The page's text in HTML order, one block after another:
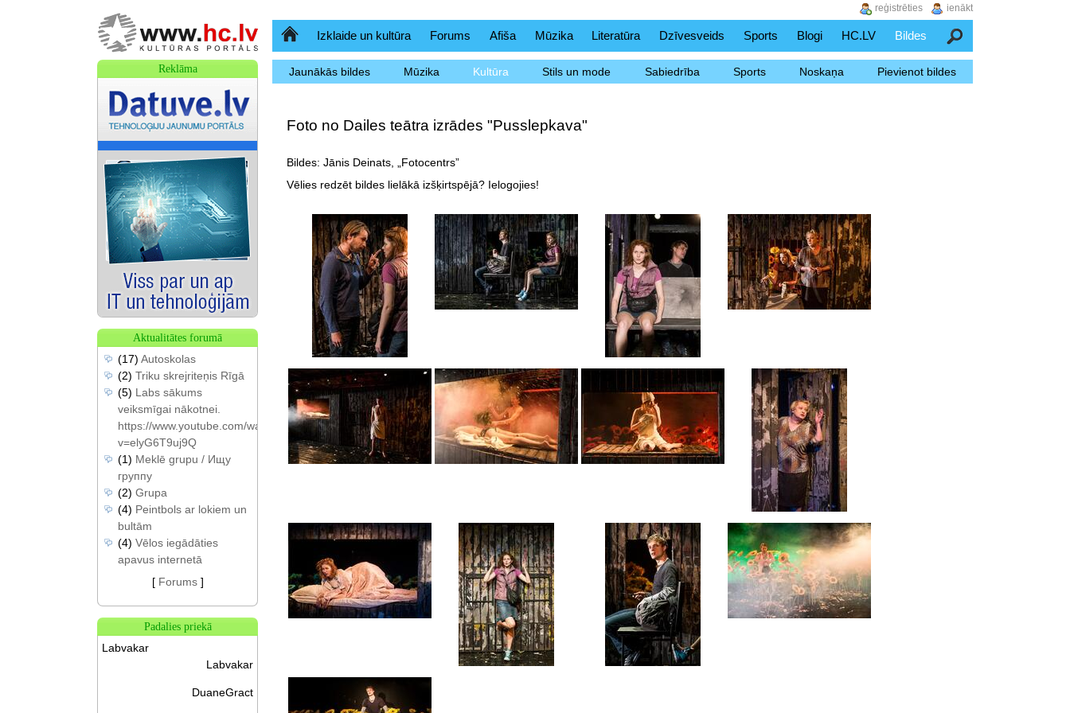
SākumlapaIzklaide un kultūra Forums Afiša Mūzika Literatūra Dzīvesveids Sports Blogi HC.LV Bildes Meklēšana
Jaunākās bildes Mūzika Kultūra Stils un mode Sabiedrība Sports Noskaņa Pievienot bildes
Foto no Dailes teātra izrādes "Pusslepkava"
Bildes: Jānis Deinats, „Fotocentrs”
Vēlies redzēt bildes lielākā izšķirtspējā? Ielogojies!
Reklāma
Aktualitātes forumā
(17) Autoskolas
(2) Triku skrejriteņis Rīgā
(5) Labs sākums
veiksmīgai nākotnei.
https://www.youtube.com/watch?
v=elyG6T9uj9Q
(1) Meklē grupu / Ищу
группу
(2) Grupa
(4) Peintbols ar lokiem un
bultām
(4) Vēlos iegādāties
apavus internetā
[ Forums]
Padalies priekā
Labvakar
Labvakar
DuaneGract
ienākt
reģistrēties